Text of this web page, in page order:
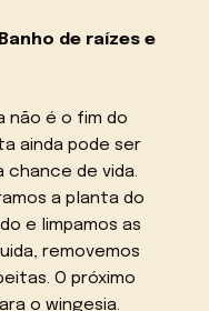
de raízes e
não é o fim do
ainda pode ser
chance de vida.
a planta do
e limpamos as
removemos
O próximo
o wingesia.